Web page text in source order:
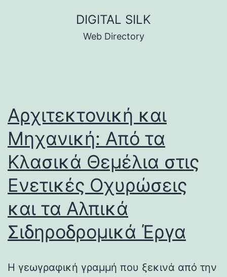
DIGITAL SILK
Web Directory
Αρχιτεκτονική και
Μηχανική: Από τα
Κλασικά Θεμέλια στις
Ενετικές Οχυρώσεις
και τα Αλπικά
Σιδηροδρομικά Έργα
Η γεωγραφική γραμμή που ξεκινά από την